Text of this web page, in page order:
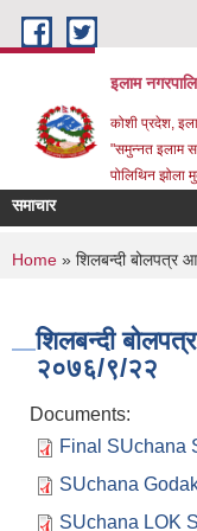
Skip to main content
इलाम
कोशी प्रदेश,
"समुन्नत इलाम
पोलिथिन झोला
समाचार
You are
Home » शिलबन्दी बोलपत्र
शिलबन्दी
२०७६/९/२२
Documents:
Final SUchana
SUchana
SUchana LOK